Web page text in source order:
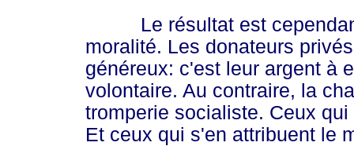
Le résultat est cependant
moralité. Les donateurs
généreux: c'est leur argent à
volontaire. Au contraire, la
tromperie socialiste. Ceux
Et ceux qui s'en attribuent le